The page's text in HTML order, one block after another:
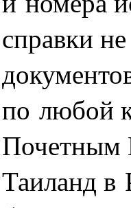
справки
по любой
Почетным
Таиланд в